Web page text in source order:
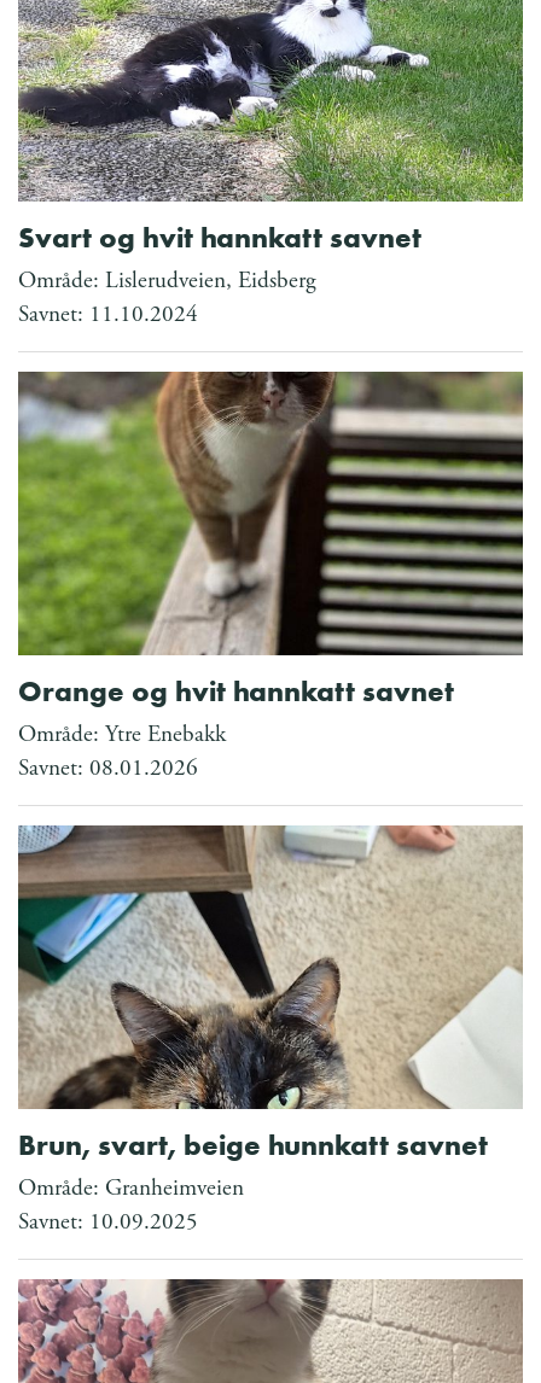
Svart og hvit hannkatt savnet
Område: Lislerudveien, Eidsberg
Savnet: 11.10.2024
Orange og hvit hannkatt savnet
Område: Ytre Enebakk
Savnet: 08.01.2026
Brun, svart, beige hunnkatt savnet
Område: Granheimveien
Savnet: 10.09.2025